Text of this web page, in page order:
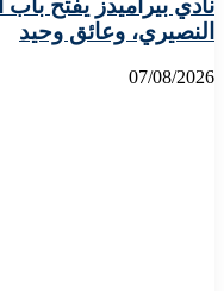
النصيري، وعائق وحيد
07/08/2026